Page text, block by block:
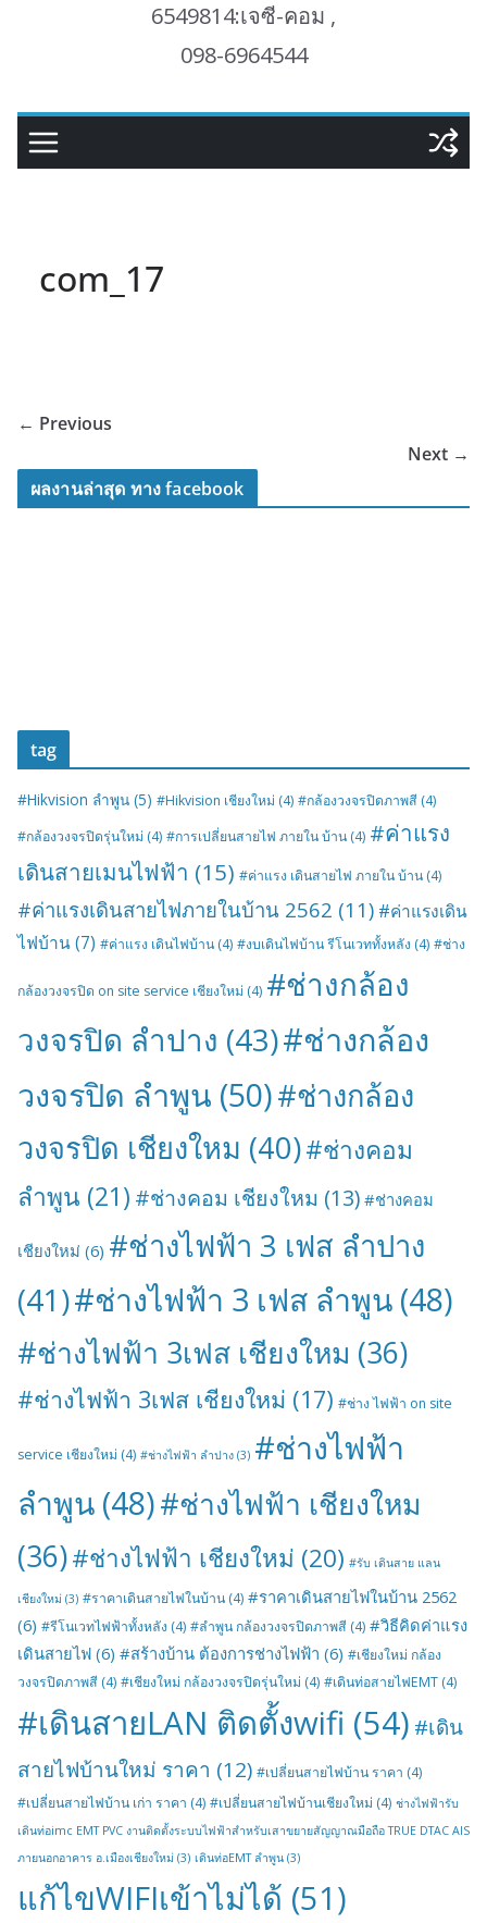
6549814:เจซี-คอม ,
098-6964544
com_17
← Previous
Next →
ผลงานล่าสุด ทาง facebook
tag
#Hikvision ลำพูน (5) #Hikvision เชียงใหม่ (4) #กล้องวงจรปิดภาพสี (4)
#กล้องวงจรปิดรุ่นใหม่ (4) #การเปลี่ยนสายไฟ ภายใน บ้าน (4) #ค่าแรง
เดินสายเมนไฟฟ้า (15) #ค่าแรง เดินสายไฟ ภายใน บ้าน (4)
#ค่าแรงเดินสายไฟภายในบ้าน 2562 (11) #ค่าแรงเดิน
ไฟบ้าน(7) #ค่าแรง เดินไฟบ้าน (4) #งบเดินไฟบ้าน รีโนเวททั้งหลัง (4) #ช่าง
กล้องวงจรปิด on site service เชียงใหม่ (4) #ช่างกล้อง
วงจรปิด ลำปาง (43)#ช่างกล้อง
วงจรปิด ลำพูน (50)#ช่างกล้อง
วงจรปิด เชียงใหม (40)#ช่างคอม
ลำพูน (21) #ช่างคอม เชียงใหม (13) #ช่างคอม
เชียงใหม่ (6) #ช่างไฟฟ้า 3 เฟส ลำปาง
(41)#ช่างไฟฟ้า 3 เฟส ลำพูน (48)
#ช่างไฟฟ้า 3เฟส เชียงใหม (36)
#ช่างไฟฟ้า 3เฟส เชียงใหม่ (17) #ช่าง ไฟฟ้า on site
service เชียงใหม่ (4) #ช่างไฟฟ้า ลำปาง (3) #ช่างไฟฟ้า
ลำพูน (48)#ช่างไฟฟ้า เชียงใหม
(36)#ช่างไฟฟ้า เชียงใหม่ (20) #รับ เดินสาย แลน
เชียงใหม่ (3) #ราคาเดินสายไฟในบ้าน (4) #ราคาเดินสายไฟในบ้าน 2562
(6) #รีโนเวทไฟฟ้าทั้งหลัง (4) #ลำพูน กล้องวงจรปิดภาพสี (4) #วิธีคิดค่าแรง
เดินสายไฟ (6) #สร้างบ้าน ต้องการช่างไฟฟ้า (6) #เชียงใหม่ กล้อง
วงจรปิดภาพสี (4) #เชียงใหม่ กล้องวงจรปิดรุ่นใหม่ (4) #เดินท่อสายไฟEMT (4)
#เดินสายLAN ติดตั้งwifi (54) #เดิน
สายไฟบ้านใหม่ ราคา (12) #เปลี่ยนสายไฟบ้าน ราคา (4)
#เปลี่ยนสายไฟบ้าน เก่า ราคา (4) #เปลี่ยนสายไฟบ้านเชียงใหม่ (4) ช่างไฟฟ้ารับ
เดินท่อimc EMT PVC งานติดตั้งระบบไฟฟ้าสำหรับเสาขยายสัญญาณมือถือ TRUE DTAC AIS
ภายนอกอาคาร อ.เมืองเชียงใหม่ (3) เดินท่อEMT ลำพูน (3)
แก้ไขWIFIเข้าไม่ได้ (51)